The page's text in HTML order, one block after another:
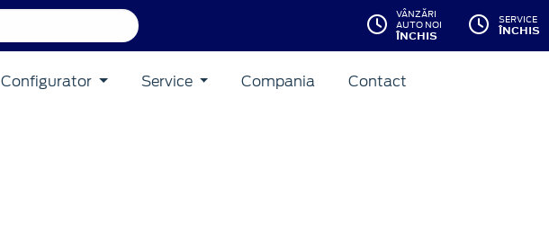
VÂNZĂRI
AUTO NOI
ÎNCHIS
SERVICE
ÎNCHIS
Configurator Service Compania Contact